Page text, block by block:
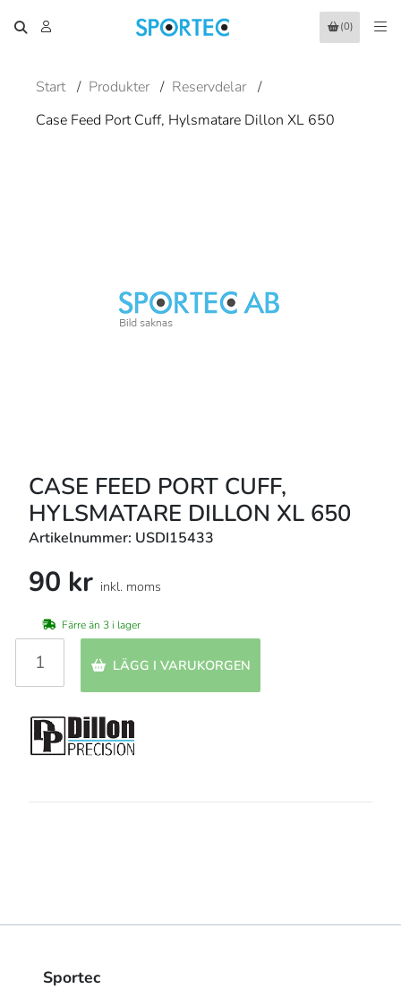
(0)
Start / Produkter / Reservdelar /
Case Feed Port Cuff, Hylsmatare Dillon XL 650
CASE FEED PORT CUFF,
HYLSMATARE DILLON XL 650
Artikelnummer: USDI15433
90 kr inkl. moms
Färre än 3 i lager
LÄGG I VARUKORGEN
Sportec